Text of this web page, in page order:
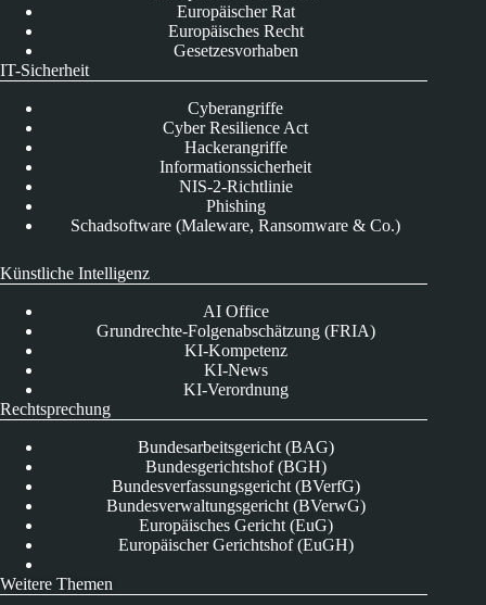
Europäischer Rat
Europäisches Recht
Gesetzesvorhaben
IT-Sicherheit
Cyberangriffe
Cyber Resilience Act
Hackerangriffe
Informationssicherheit
NIS-2-Richtlinie
Phishing
Schadsoftware (Maleware, Ransomware & Co.)
Künstliche Intelligenz
AI Office
Grundrechte-Folgenabschätzung (FRIA)
KI-Kompetenz
KI-News
KI-Verordnung
Rechtsprechung
Bundesarbeitsgericht (BAG)
Bundesgerichtshof (BGH)
Bundesverfassungsgericht (BVerfG)
Bundesverwaltungsgericht (BVerwG)
Europäisches Gericht (EuG)
Europäischer Gerichtshof (EuGH)
Weitere Themen